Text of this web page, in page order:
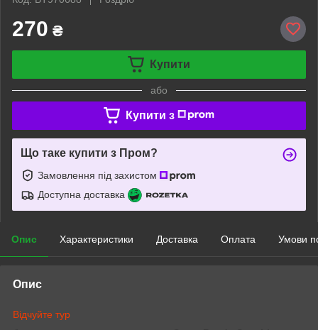
270 ₴
Купити
або
Купити з
Що таке купити з Пром?
Замовлення під захистом
Доступна доставка
Опис Характеристики Доставка Оплата Умови
Опис
Відчуйте тур